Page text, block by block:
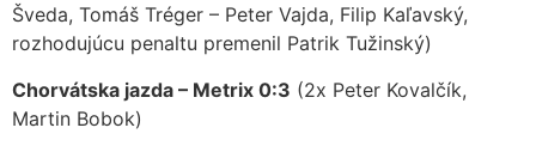
Šveda, Tomáš Tréger – Peter Vajda, Filip Kaľavský,
rozhodujúcu penaltu premenil Patrik Tužinský)
Chorvátska jazda – Metrix 0:3 (2x Peter Kovalčík,
Martin Bobok)